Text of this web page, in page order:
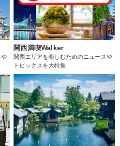
関西満喫Walker
関西エリアを楽しむためのニュースや
トピックスを大特集